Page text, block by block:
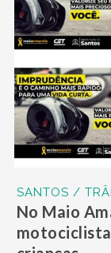
SANTOS /
No Maio